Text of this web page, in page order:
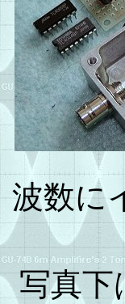
波数に
写真下